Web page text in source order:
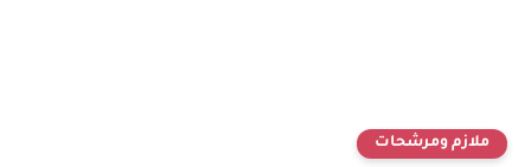
ملازم ومرشحات